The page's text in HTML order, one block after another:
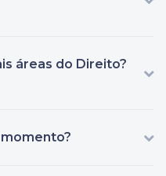
áreas do Direito?